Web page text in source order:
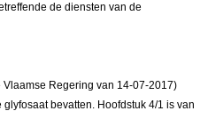
de diensten van de
Regering van 14-07-2017)
bevatten. Hoofdstuk 4/1 is van